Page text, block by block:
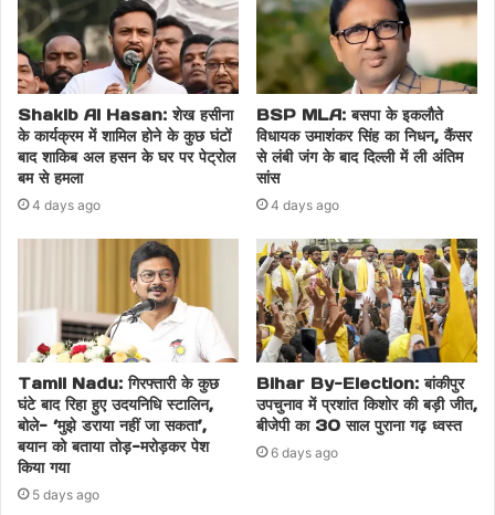
Shakib Al Hasan: शेख हसीना
के कार्यक्रम में शामिल होने के कुछ घंटों
बाद शाकिब अल हसन के घर पर पेट्रोल
बम से हमला
4 days ago
BSP MLA: बसपा के इकलौते
विधायक उमाशंकर सिंह का निधन, कैंसर
से लंबी जंग के बाद दिल्ली में ली अंतिम
सांस
4 days ago
Tamil Nadu: गिरफ्तारी के कुछ
घंटे बाद रिहा हुए उदयनिधि स्टालिन,
बोले- ‘मुझे डराया नहीं जा सकता’,
बयान को बताया तोड़-मरोड़कर पेश
किया गया
5 days ago
Bihar By-Election: बांकीपुर
उपचुनाव में प्रशांत किशोर की बड़ी जीत,
बीजेपी का 30 साल पुराना गढ़ ध्वस्त
6 days ago